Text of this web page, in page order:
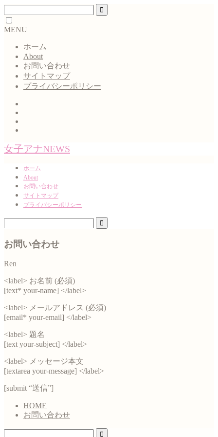
MENU
ホーム
About
お問い合わせ
サイトマップ
プライバシーポリシー
女子アナNEWS
ホーム
About
お問い合わせ
サイトマップ
プライバシーポリシー
お問い合わせ
Ren
<label> お名前 (必須)
[text* your-name] </label>
<label> メールアドレス (必須)
[email* your-email] </label>
<label> 題名
[text your-subject] </label>
<label> メッセージ本文
[textarea your-message] </label>
[submit “送信”]
HOME
お問い合わせ